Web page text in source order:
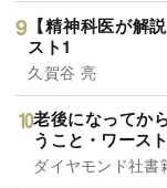
【精神科医が解
スト1
久賀谷 亮
老後になってか
うこと・ワース
ダイヤモンド社書